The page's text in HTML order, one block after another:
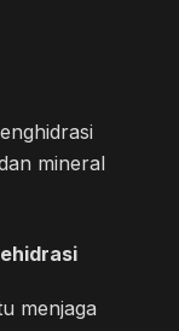
mineral
menjaga